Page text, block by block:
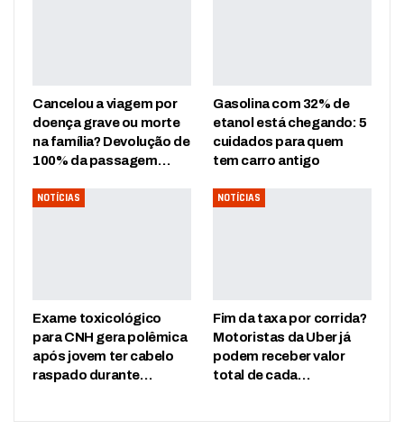
Cancelou a viagem por
doença grave ou morte
na família? Devolução de
100% da passagem…
Gasolina com 32% de
etanol está chegando: 5
cuidados para quem
tem carro antigo
NOTÍCIAS
Exame toxicológico
para CNH gera polêmica
após jovem ter cabelo
raspado durante…
NOTÍCIAS
Fim da taxa por corrida?
Motoristas da Uber já
podem receber valor
total de cada…